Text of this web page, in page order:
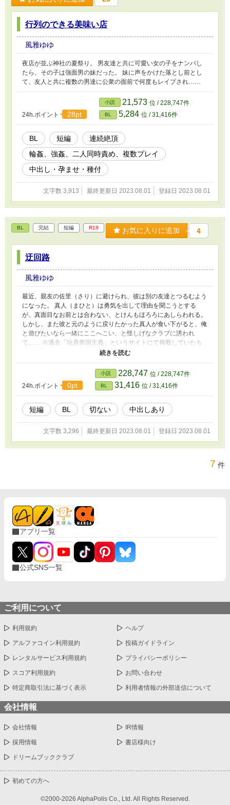
行列のできる美味い店
風雅ゆゆ
夜店が並ぶ神社の夏祭り。 男友達と共に可愛い女の子をナンパし
たら、その子は強面男の妹だった。 妹に声をかけた落とし前とし
て、友人と共に複数の男達に公衆の面前で何度もレイプされ……
24h.ポイント 28pt
小説 21,573 位 / 228,747件
BL 5,284 位 / 31,416件
BL 短編
連続絶頂
輪姦、強姦、二人同時責め、複数プレイ
中出し・孕ませ・種付
文字数 3,913 最終更新日 2023.08.01 登録日 2023.08.01
BL 完結 短編 R18 お気に入りに追加 4
迂回路
風雅ゆゆ
最近、親友の佐里（さり）に避けられ、彼は別の友達とつるむよう
になった。 真人（まひと）は勇気を出して理由を聞こうとする
が、真面目なお前とは合わない、とけんもほろろにあしらわれる。
しかし、また彼と元のように戻りたかった真人が食い下がると、俺
と遊びたいなら一緒にここへこい、と怪しげなクラブに誘われ
て…… ※過去「玩具帝国主義」というサイトにて掲載していたも
のです。 ※この作品はコミカライズされています。 まれに同名や
同内容の作品で当方が盗作と間違われてご意見を頂くことがありま
すが、当方が作品原作者であり、当方から出版社に許諾を出してコ
ミカライズされております。
24h.ポイント
0pt
小説 228,747 位 / 228,747件
BL 31,416 位 / 31,416件
短編 BL 切ない 中出しあり
文字数 3,296 最終更新日 2023.08.01 登録日 2023.08.01
7 件
アプリ一覧
公式SNS一覧
ご利用について
利用規約 ヘルプ
アルファコイン利用規約 投稿ガイドライン
レンタルサービス利用規約 プライバシーポリシー
スコア利用規約 お問い合わせ
特定商取引法に基づく表示 利用者情報の外部送信について
会社情報
会社情報 IR情報
採用情報 書店様向け
ドリームブッククラブ
初めての方へ
©2000-2026 AlphaPolis Co., Ltd. All Rights Reserved.